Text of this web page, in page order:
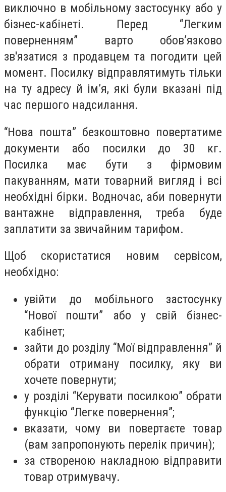
виключно в мобільному застосунку або у
бізнес-кабінеті. Перед “Легким
поверненням” варто обов’язково
зв'язатися з продавцем та погодити цей
момент. Посилку відправлятимуть тільки
на ту адресу й ім’я, які були вказані під
час першого надсилання.
“Нова пошта” безкоштовно повертатиме
документи або посилки до 30 кг.
Посилка має бути з фірмовим
пакуванням, мати товарний вигляд і всі
необхідні бірки. Водночас, аби повернути
вантажне відправлення, треба буде
заплатити за звичайним тарифом.
Щоб скористатися новим сервісом,
необхідно:
увійти до мобільного застосунку
“Нової пошти” або у свій бізнес-
кабінет;
зайти до розділу “Мої відправлення” й
обрати отриману посилку, яку ви
хочете повернути;
у розділі “Керувати посилкою” обрати
функцію “Легке повернення”;
вказати, чому ви повертаєте товар
(вам запропонують перелік причин);
за створеною накладною відправити
товар отримувачу.